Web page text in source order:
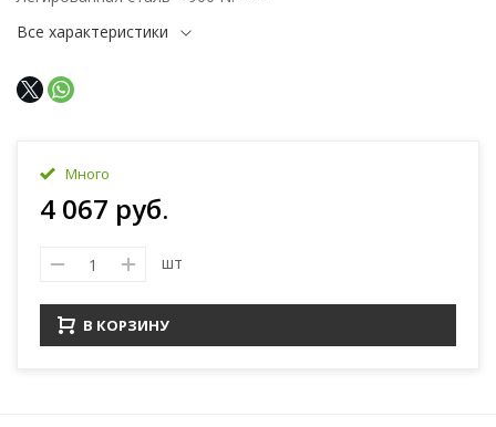
Все характеристики
Много
4 067 руб.
шт
В КОРЗИНУ